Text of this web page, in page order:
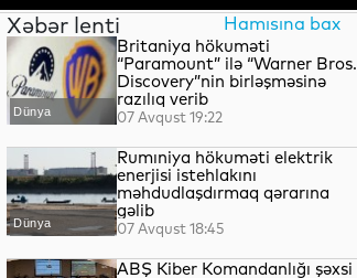
Xəbər lenti Hamısına bax
Dünya
Britaniya hökuməti
“Paramount” ilə “Warner Bros.
Discovery”nin birləşməsinə
razılıq verib
07 Avqust 19:22
Dünya
Rumıniya hökuməti elektrik
enerjisi istehlakını
məhdudlaşdırmaq qərarına
gəlib
07 Avqust 18:45
ABŞ Kiber Komandanlığı şəxsi